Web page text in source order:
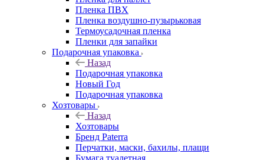
Пленка ПВХ
Пленка воздушно-пузырьковая
Термоусадочная пленка
Пленки для запайки
Подарочная упаковка
Назад
Подарочная упаковка
Новый Год
Подарочная упаковка
Хозтовары
Назад
Хозтовары
Бренд Paterra
Перчатки, маски, бахилы, плащи
Бумага туалетная